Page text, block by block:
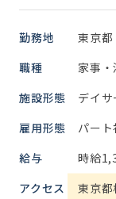
勤務地
東京
職種
家事・
施設形態
デイ
雇用形態
パート
給与
時給
アクセス
東京